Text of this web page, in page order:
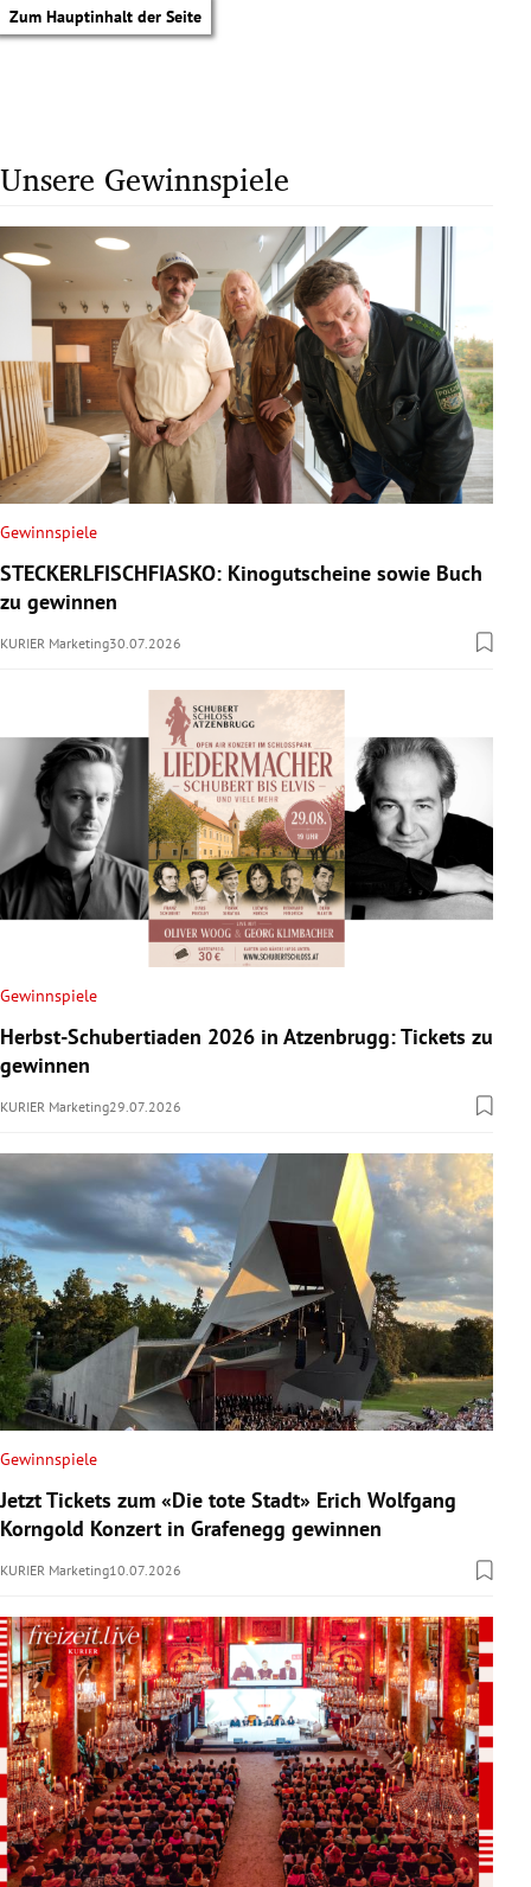
Zum Hauptinhalt der Seite
Untermenü
Untermenü
Untermenü
Untermenü
Untermenü
Untermenü
Unsere Gewinnspiele
Gewinnspiele
STECKERLFISCHFIASKO: Kinogutscheine sowie Buch
zu gewinnen
KURIER Marketing30.07.2026
Gewinnspiele
Herbst-Schubertiaden 2026 in Atzenbrugg: Tickets zu
gewinnen
KURIER Marketing29.07.2026
Gewinnspiele
Jetzt Tickets zum «Die tote Stadt» Erich Wolfgang
Korngold Konzert in Grafenegg gewinnen
KURIER Marketing10.07.2026